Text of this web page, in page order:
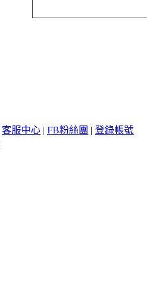
客服中心 | FB粉絲團 | 登錄帳號